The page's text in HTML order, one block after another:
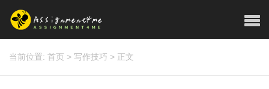
当前位置: 首页 > 写作技巧 > 正文